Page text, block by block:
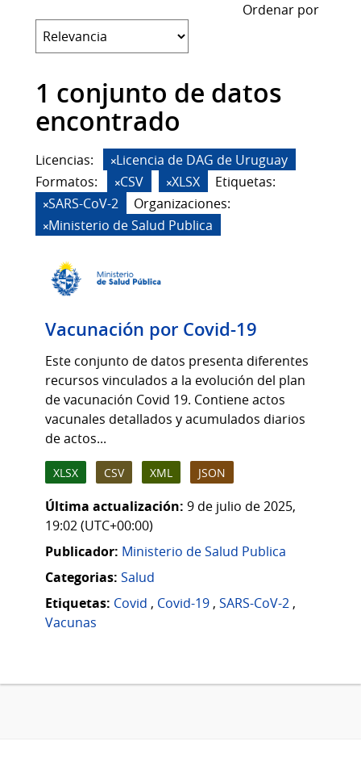
Ordenar por
1 conjunto de datos
encontrado
Licencias:
Licencia de DAG de Uruguay
Formatos:
CSV XLSX
Etiquetas:
SARS-CoV-2
Organizaciones:
Ministerio de Salud Publica
Vacunación por Covid-19
Este conjunto de datos presenta diferentes
recursos vinculados a la evolución del plan
de vacunación Covid 19. Contiene actos
vacunales detallados y acumulados diarios
de actos...
XLSX CSV XML JSON
Última actualización: 9 de julio de 2025,
19:02 (UTC+00:00)
Publicador: Ministerio de Salud Publica
Categorias: Salud
Etiquetas: Covid , Covid-19 , SARS-CoV-2 ,
Vacunas